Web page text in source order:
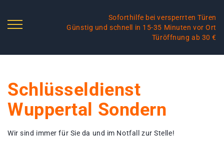
Soforthilfe bei versperrten Türen
Günstig und schnell in 15-35 Minuten vor Ort
Türöffnung ab 30 €
Schlüsseldienst
Wuppertal Sondern
Wir sind immer für Sie da und im Notfall zur Stelle!